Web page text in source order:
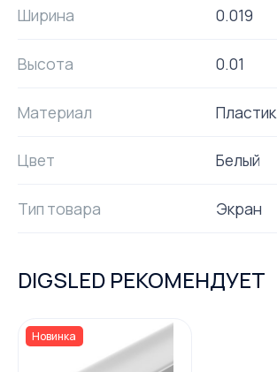
Ширина 0.019
Высота 0.01
Материал Пластик
Цвет Белый
Тип товара Экран
DIGSLED РЕКОМЕНДУЕТ
Новинка